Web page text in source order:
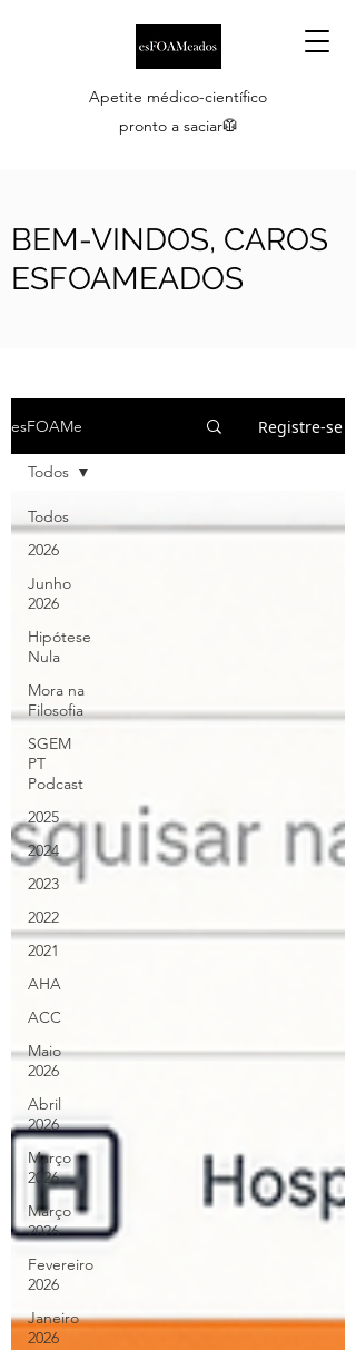
Apetite médico-científico
pronto a saciar🥼
BEM-VINDOS, CAROS
ESFOAMEADOS
esFOAMe Registre-se
Todos
2026
Junho
2026
Hipótese
Nula
Mora na
Filosofia
SGEM
PT
Podcast
2025
2024
2023
2022
2021
AHA
ACC
Maio
2026
Abril
2026
Março
2026
Março
2026
Fevereiro
2026
Janeiro
2026
Todos